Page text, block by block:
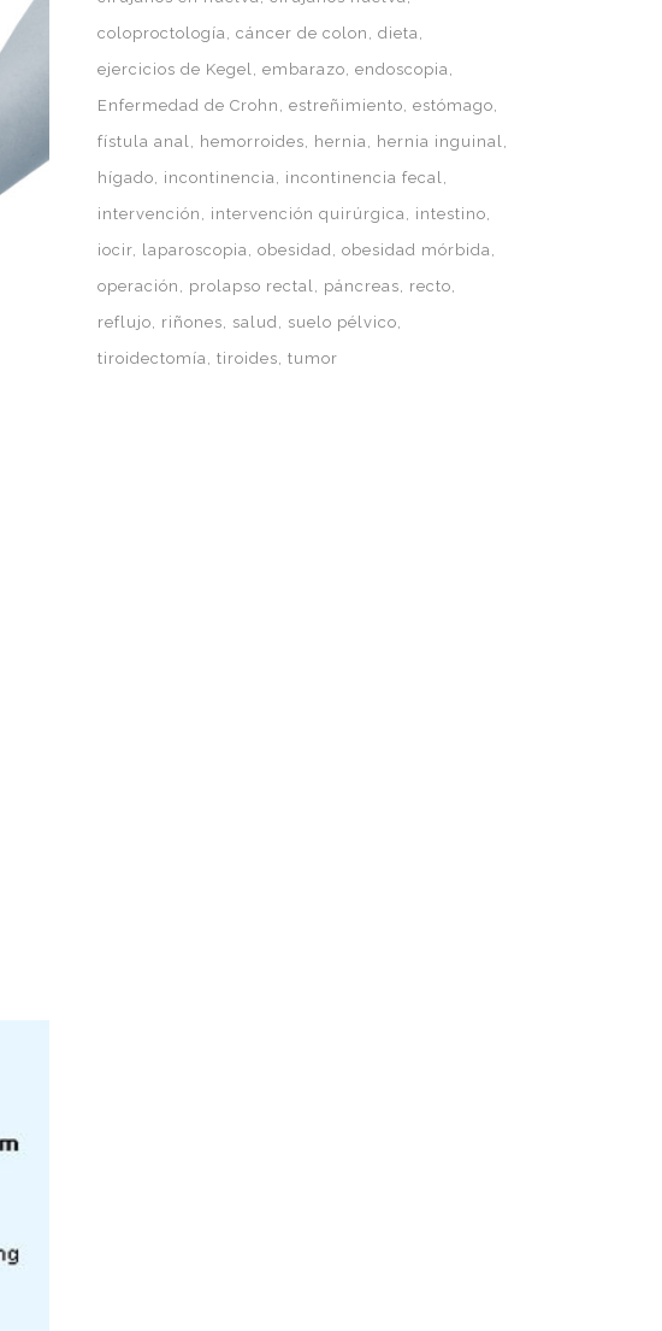
coloproctología
cáncer de colon
dieta
ejercicios de Kegel
embarazo
endoscopia
Enfermedad de Crohn
estreñimiento
estómago
fístula anal
hemorroides hernia
hernia inguinal
hígado
incontinencia
incontinencia fecal
intervención
intervención quirúrgica
intestino
iocir laparoscopia obesidad
obesidad mórbida
operación
prolapso rectal páncreas
recto
reflujo
riñones salud
suelo pélvico
tiroidectomía
tiroides tumor